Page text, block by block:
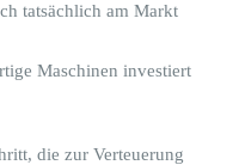
tatsächlich am Markt
Maschinen investiert
die zur Verteuerung